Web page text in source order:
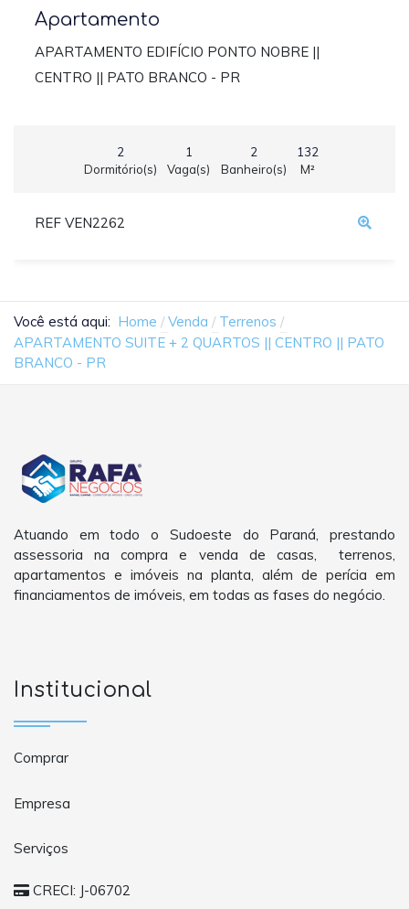
Apartamento
APARTAMENTO EDIFÍCIO PONTO NOBRE ||
CENTRO || PATO BRANCO - PR
2
Dormitório(s)
1
Vaga(s)
2
Banheiro(s)
132
M²
REF VEN2262
Você está aqui: Home Venda
Terrenos
APARTAMENTO SUITE + 2 QUARTOS || CENTRO || PATO
BRANCO - PR
Atuando em todo o Sudoeste do Paraná, prestando
assessoria na compra e venda de casas, terrenos,
apartamentos e imóveis na planta, além de perícia em
financiamentos de imóveis, em todas as fases do negócio.
Institucional
Comprar
Empresa
Serviços
CRECI: J-06702